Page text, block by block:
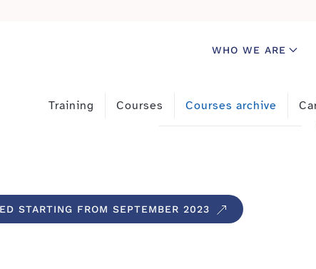
WHO WE ARE
Training Courses Courses archive
STARTING FROM SEPTEMBER 2023